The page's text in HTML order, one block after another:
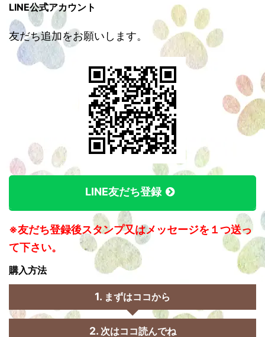
LINE公式アカウント
友だち追加をお願いします。
LINE友だち登録
※友だち登録後スタンプ又はメッセージを１つ送っ
て下さい。
購入方法
まずはココから
次はココ読んでね